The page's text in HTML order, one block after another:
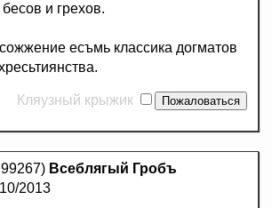
и грехов.
есъмь классика догматов
Кляузный крыжик
Всеблягый Гробъ
2013